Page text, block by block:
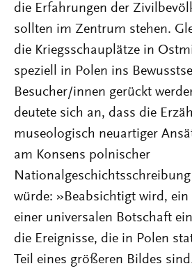
die Erfahrungen der
sollten im Zentrum stehen.
die Kriegsschauplätze in
speziell in Polen ins
Besucher/innen gerückt
deutete sich an, dass die
museologisch neuartiger
am Konsens polnischer
würde: »Beabsichtigt wird,
einer universalen Botschaft
die Ereignisse, die in Polen
Teil eines größeren Bildes